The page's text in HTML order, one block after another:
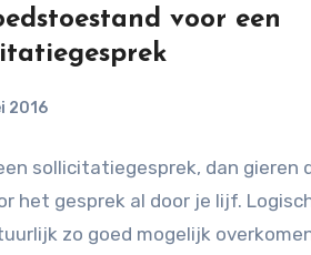
voor een
2016
sollicitatiegesprek, dan gieren
het gesprek al door je lijf.
zo goed mogelijk